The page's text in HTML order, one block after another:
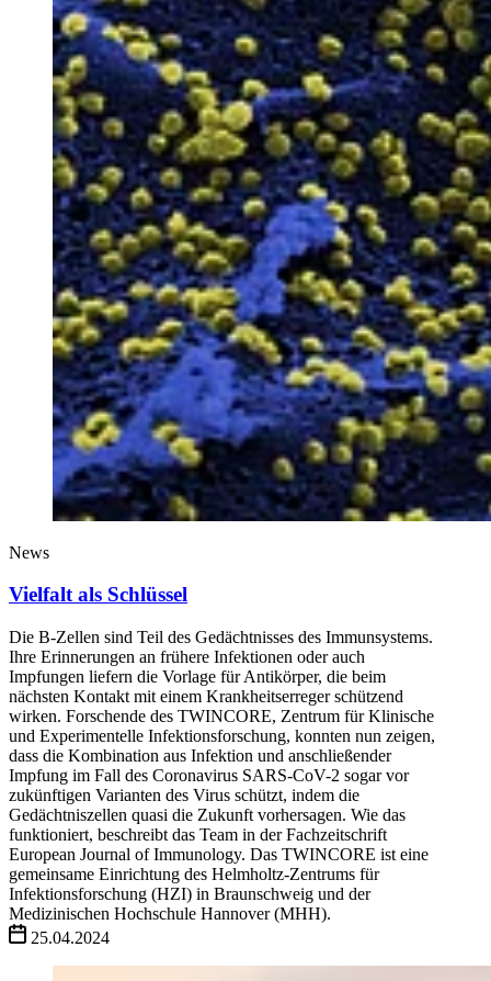
News
Vielfalt als Schlüssel
Die B-Zellen sind Teil des Gedächtnisses des Immunsystems.
Ihre Erinnerungen an frühere Infektionen oder auch
Impfungen liefern die Vorlage für Antikörper, die beim
nächsten Kontakt mit einem Krankheitserreger schützend
wirken. Forschende des TWINCORE, Zentrum für Klinische
und Experimentelle Infektionsforschung, konnten nun zeigen,
dass die Kombination aus Infektion und anschließender
Impfung im Fall des Coronavirus SARS-CoV-2 sogar vor
zukünftigen Varianten des Virus schützt, indem die
Gedächtniszellen quasi die Zukunft vorhersagen. Wie das
funktioniert, beschreibt das Team in der Fachzeitschrift
European Journal of Immunology. Das TWINCORE ist eine
gemeinsame Einrichtung des Helmholtz-Zentrums für
Infektionsforschung (HZI) in Braunschweig und der
Medizinischen Hochschule Hannover (MHH).
25.04.2024